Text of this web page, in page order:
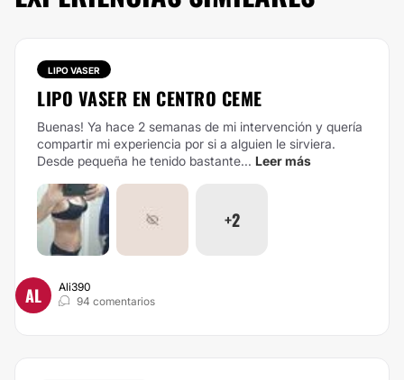
LIPO VASER
LIPO VASER EN CENTRO CEME
Buenas! Ya hace 2 semanas de mi intervención y quería
compartir mi experiencia por si a alguien le sirviera.
Desde pequeña he tenido bastante... Leer más
+2
AL
Ali390
94 comentarios